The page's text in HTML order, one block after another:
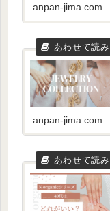
anpan-jima.com
anpan-jima.com